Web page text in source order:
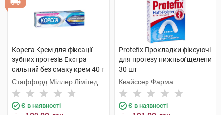
Корега Крем для фіксації
зубних протезів Екстра
сильний без смаку крем 40 г
1 туба
Стаффорд Міллер Лімітед
Є в наявності
Protefix Прокладки фіксуючі
для протезу нижньої щелепи
30 шт
Квайссер Фарма
Є в наявності